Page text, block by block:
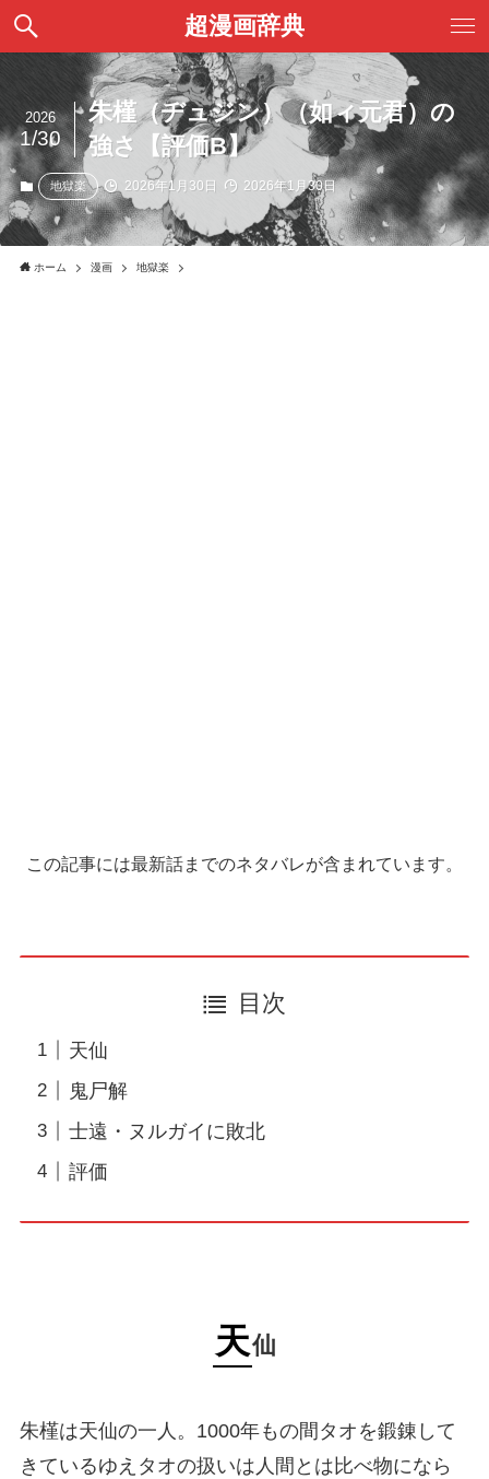
超漫画辞典
朱槿（ヂュジン）（如ィ元君）の
強さ【評価B】
2026
1/30
地獄楽 2026年1月30日 2026年1月30日
ホーム 漫画 地獄楽
この記事には最新話までのネタバレが含まれています。
目次
天仙
鬼尸解
士遠・ヌルガイに敗北
評価
天仙
朱槿は天仙の一人。1000年もの間タオを鍛錬して
きているゆえタオの扱いは人間とは比べ物になら